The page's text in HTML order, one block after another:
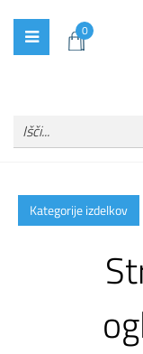
0
Kategorije izdelkov